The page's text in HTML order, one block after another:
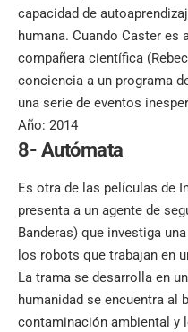
capacidad de
humana. Cuando Caster es
compañera científica
conciencia a un programa
una serie de eventos
Año: 2014
8- Autómata
Es otra de las películas de
presenta a un agente de
Banderas) que investiga
los robots que trabajan en
La trama se desarrolla en
humanidad se encuentra al
contaminación ambiental y